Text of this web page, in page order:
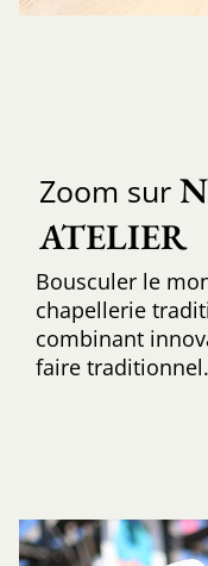
Zoom sur
ATELIER
Bousculer le
chapellerie
combinant
faire traditionnel.